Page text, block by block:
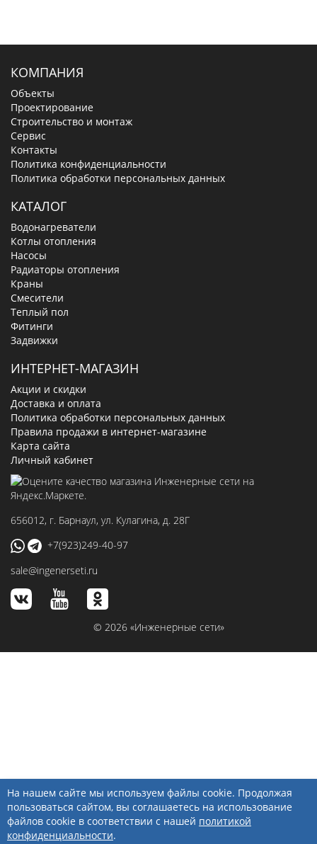
КОМПАНИЯ
Объекты
Проектирование
Строительство и монтаж
Сервис
Контакты
Политика конфиденциальности
Политика обработки персональных данных
КАТАЛОГ
Водонагреватели
Котлы отопления
Насосы
Радиаторы отопления
Краны
Смесители
Теплый пол
Фитинги
Задвижки
ИНТЕРНЕТ-МАГАЗИН
Акции и скидки
Доставка и оплата
Политика обработки персональных данных
Правила продажи в интернет-магазине
Карта сайта
Личный кабинет
656012, г. Барнаул, ул. Кулагина, д. 28Г
+7(923)249-40-97
sale@ingenerseti.ru
© 2026 «Инженерные сети»
На нашем сайте мы используем файлы cookie. Продолжая
пользоваться сайтом, вы соглашаетесь на использование
файлов cookie в соответствии с нашей политикой
конфиденциальности.